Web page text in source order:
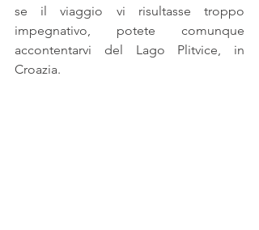
se il viaggio vi risultasse troppo
impegnativo, potete comunque
accontentarvi del Lago Plitvice, in
Croazia.